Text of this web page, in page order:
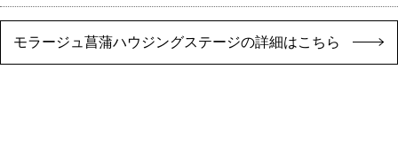
モラージュ菖蒲ハウジングステージの詳細はこちら